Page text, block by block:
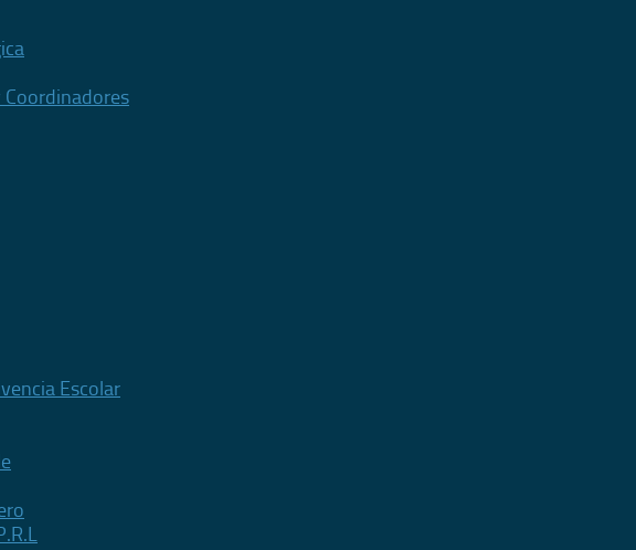
Coordinadores
Escolar